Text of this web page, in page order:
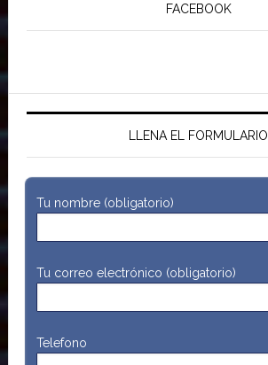
FACEBOOK
LLENA EL FORMULARIO
Tu nombre (obligatorio)
Tu correo electrónico (obligatorio)
Telefono